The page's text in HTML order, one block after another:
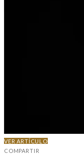
VER ARTÍCULO
COMPARTIR